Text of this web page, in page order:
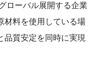
ローバル展開する企業
材料を使用している場
品質安定を同時に実現